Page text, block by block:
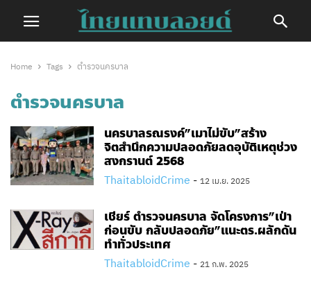
Home Tags ตำรวจนครบาล
ตำรวจนครบาล
นครบาลรณรงค์”เมาไม่ขับ”สร้าง
จิตสำนึกความปลอดภัยลดอุบัติเหตุช่วง
สงกรานต์ 2568
ThaitabloidCrime - 12 เม.ย. 2025
เชียร์ ตำรวจนครบาล จัดโครงการ”เป่า
ก่อนขับ กลับปลอดภัย”แนะตร.ผลักดัน
ทำทั่วประเทศ
ThaitabloidCrime - 21 ก.พ. 2025